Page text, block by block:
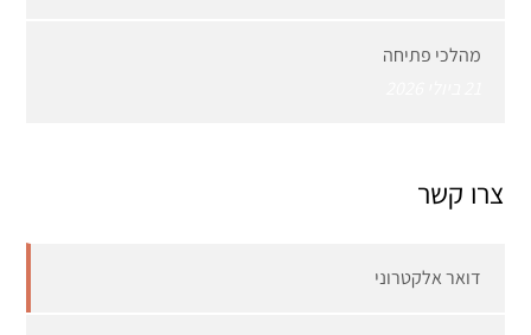
מהלכי פתיחה
צרו קשר
דואר אלקטרוני